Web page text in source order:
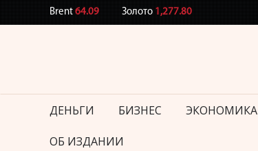
Brent64.09 Золото1,277.80
ДЕНЬГИ БИЗНЕС ЭКОНОМИКА
ОБ ИЗДАНИИ